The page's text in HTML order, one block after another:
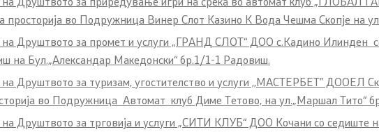
просторија во Подружница Винер Слот Казино К Вода Чешма Скопје на
Друштвото за промет и услуги „ГРАНД СЛОТ“ ДОО с.Кадино Илинден
на Бул.„Александар Македонски“ бр.1/1-1 Радовиш.
Друштвото за туризам, угостителство и услуги ,,МАСТЕРБЕТ” ДООЕЛ
во Подружница Автомат клуб Диме Тетово, на ул.„Маршал Тито“
Друштвото за трговија и услуги „СИТИ КЛУБ“ ДОО Кочани со седиште